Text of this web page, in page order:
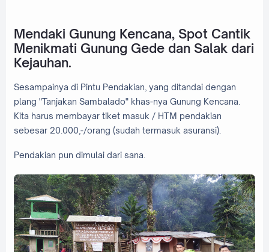
Mendaki Gunung Kencana, Spot Cantik
Menikmati Gunung Gede dan Salak dari
Kejauhan.
Sesampainya di Pintu Pendakian, yang ditandai dengan
plang "Tanjakan Sambalado" khas-nya Gunung Kencana.
Kita harus membayar tiket masuk / HTM pendakian
sebesar 20.000,-/orang (sudah termasuk asuransi).
Pendakian pun dimulai dari sana.